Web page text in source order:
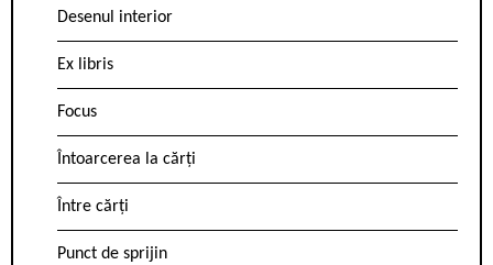
Desenul interior
Ex libris
Focus
Întoarcerea la cărți
Între cărți
Punct de sprijin